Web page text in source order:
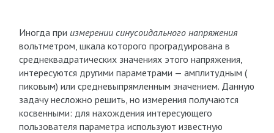
Иногда при измерении синусоидального напряжения
вольтметром, шкала которого проградуирована в
среднеквадратических значениях этого напряжения,
интересуются другими параметрами — амплитудным (
пиковым) или средневыпрямленным значением. Данную
задачу несложно решить, но измерения получаются
косвенными: для нахождения интересующего
пользователя параметра используют известную